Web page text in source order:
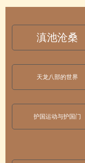
滇池沧桑
天龙八部的世界
护国运动与护国门